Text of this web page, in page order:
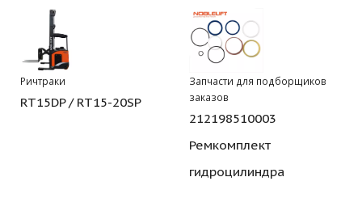
Ричтраки
RT15DP / RT15-20SP
Запчасти для подборщиков
заказов
212198510003
Ремкомплект
гидроцилиндра